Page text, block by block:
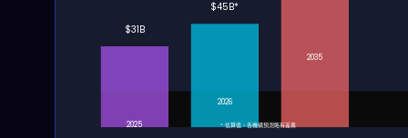
2025
2026
2035
$31B
$45B*
* 估算值，各機構預測略有差異